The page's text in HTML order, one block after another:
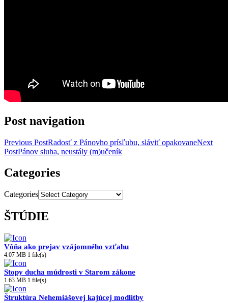
Post navigation
Previous PostRadosť z Pánovho prísľubu, sláviť opakovaneNext
PostPánov sluha, neustály (m)učeník
Categories
Categories
ŠTÚDIE
Vôňa ako prejav vzájomného vzťahu
4.07 MB 1 file(s)
Stopy ducha múdrosti v Starom zákone
1.63 MB 1 file(s)
Štruktúra Nehemiášovej kajúcej modlitby